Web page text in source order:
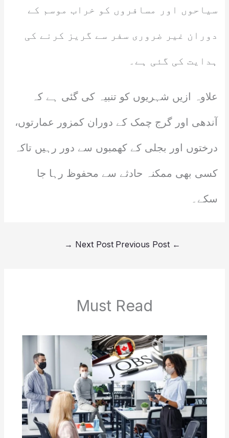
سیاحوں اور مسافروں کو خراب موسم کے
دوران غیر ضروری سفر سے گریز کرنے کی
ہدایت کی گئی ہے۔
علاوہ ازیں شہریوں کو تنبیہ کی گئی ہے کہ
آندھی اور گرج چمک کے دوران کمزور عمارتوں،
درختوں اور بجلی کے کھمبوں سے دور رہیں تاکہ
کسی بھی ممکنہ حادثے سے محفوظ رہا جا
سکے۔
←
Next Post
→
Must Read